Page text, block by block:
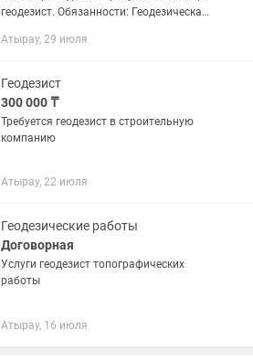
геодезист. Обязанности: Геодезическая
Подготовка исполнительных схем;
Атырау, 29 июля
Геодезист
300 000 ₸
Требуется геодезист в строительную
компанию
Атырау, 22 июля
Геодезические работы
Договорная
Услуги геодезист топографических
работы
Атырау, 16 июля